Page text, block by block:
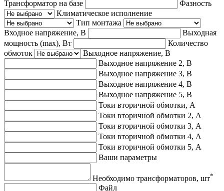
Трансформатор на базе
Фазность
Климатическое исполнение
Тип монтажа
Входное напряжение, В
Выходная
мощность (max), Вт
Количество
обмоток
Выходное напряжение, В
Выходное напряжение 2, В
Выходное напряжение 3, В
Выходное напряжение 4, В
Выходное напряжение 5, В
Токи вторичной обмотки, А
Токи вторичной обмотки 2, А
Токи вторичной обмотки 3, А
Токи вторичной обмотки 4, А
Токи вторичной обмотки 5, А
Ваши параметры
Необходимо трансформаторов, шт*
Файл